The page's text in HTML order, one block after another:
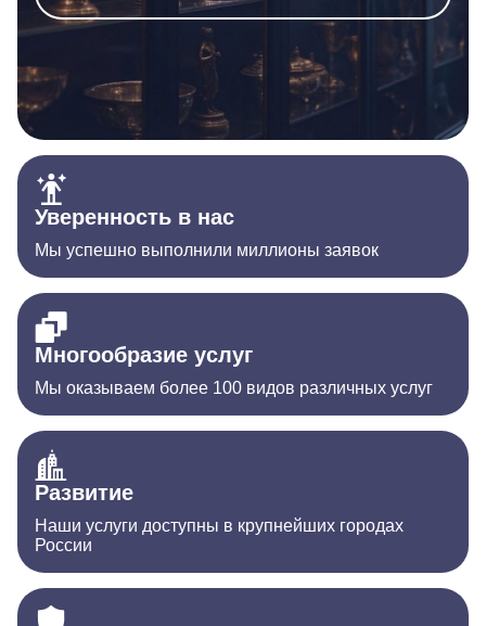
Уверенность в нас
Мы успешно выполнили миллионы заявок
Многообразие услуг
Мы оказываем более 100 видов различных услуг
Развитие
Наши услуги доступны в крупнейших городах
России